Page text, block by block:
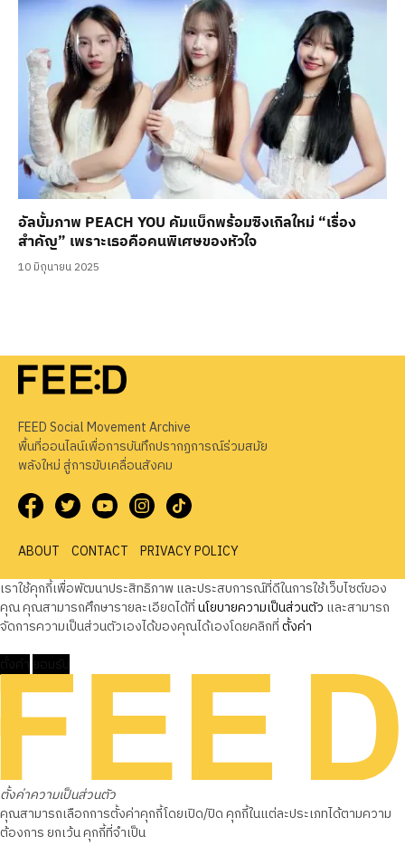
อัลบั้มภาพ PEACH YOU คัมแบ็กพร้อมซิงเกิลใหม่ “เรื่อง
สำคัญ” เพราะเธอคือคนพิเศษของหัวใจ
10 มิถุนายน 2025
FEED Social Movement Archive
พื้นที่ออนไลน์เพื่อการบันทึกปรากฏการณ์ร่วมสมัย
พลังใหม่ สู่การขับเคลื่อนสังคม
ABOUT CONTACT
PRIVACY POLICY
เราใช้คุกกี้เพื่อพัฒนาประสิทธิภาพ และประสบการณ์ที่ดีในการใช้เว็บไซต์ของ
คุณ คุณสามารถศึกษารายละเอียดได้ที่นโยบายความเป็นส่วนตัว และสามารถ
จัดการความเป็นส่วนตัวเองได้ของคุณได้เองโดยคลิกที่ตั้งค่า
ตั้งค่าความเป็นส่วนตัว
คุณสามารถเลือกการตั้งค่าคุกกี้โดยเปิด/ปิด คุกกี้ในแต่ละประเภทได้ตามความ
ต้องการ ยกเว้น คุกกี้ที่จำเป็น